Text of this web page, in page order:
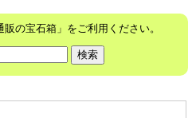
の宝石箱」をご利用ください。